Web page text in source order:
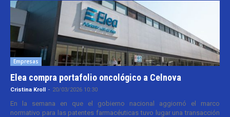
Empresas
Elea compra portafolio oncológico a Celnova
Cristina Kroll - 20/03/2026 10:30
En la semana en que el gobierno nacional aggiornó el marco
normativo para las patentes farmacéuticas tuvo lugar una transacción